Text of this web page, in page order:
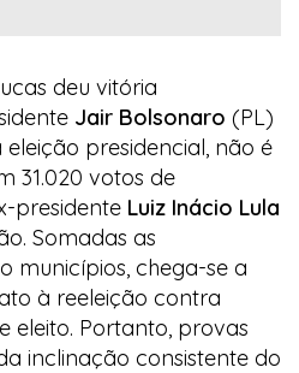
deu vitória
Jair Bolsonaro (PL)
presidencial, não é
31.020 votos de
presidente Luiz Inácio Lula
Somadas as
municípios, chega-se a
à reeleição contra
eleito. Portanto, provas
inclinação consistente do